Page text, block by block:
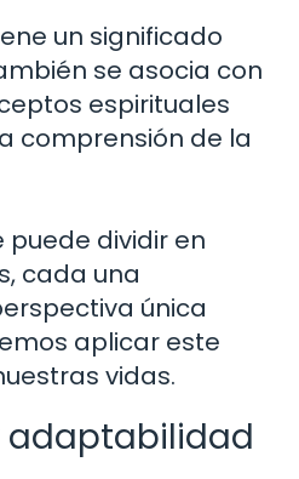
un significado
se asocia con
espirituales
comprensión de la
puede dividir en
cada una
única
aplicar este
vidas.
adaptabilidad